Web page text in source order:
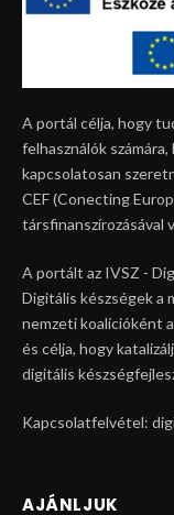
A portál célja, hogy
felhasználók
kapcsolatosan
CEF (Conecting
társfinanszírozásával
A portált az IVSZ -
Digitális készségek a
nemzeti koalícióként
és célja, hogy
digitális
Kapcsolatfelvétel:
AJÁNLJUK